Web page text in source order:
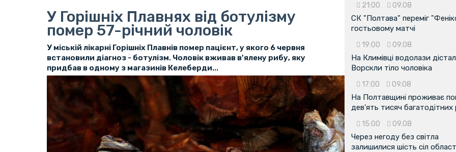
У Горішніх Плавнях від ботулізму
помер 57-річний чоловік
У міській лікарні Горішніх Плавнів помер пацієнт, у якого 6 червня
встановили діагноз - ботулізм. Чоловік вживав в'ялену рибу, яку
придбав в одному з магазинів Келеберди...
21:00 09.08
СК "Полтава" переміг
гостьовому матчі
19:00 09.08
На Климівці водолази
Ворскли тіло чоловіка
17:00 09.08
На Полтавщині проживає
дев'ять тисяч
15:00 09.08
Через негоду без світла
залишилися шість сіл